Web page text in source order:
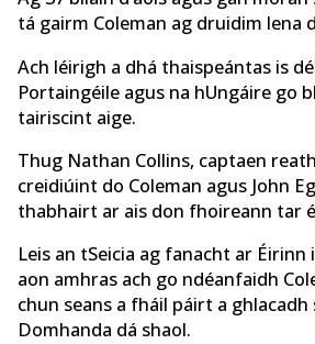
tá gairm Coleman ag druidim lena
Ach léirigh a dhá thaispeántas is
Portaingéile agus na hUngáire go
tairiscint aige.
Thug Nathan Collins, captaen
creidiúint do Coleman agus John
thabhairt ar ais don fhoireann tar
Leis an tSeicia ag fanacht ar
aon amhras ach go ndéanfaidh
chun seans a fháil páirt a ghlacadh
Domhanda dá shaol.